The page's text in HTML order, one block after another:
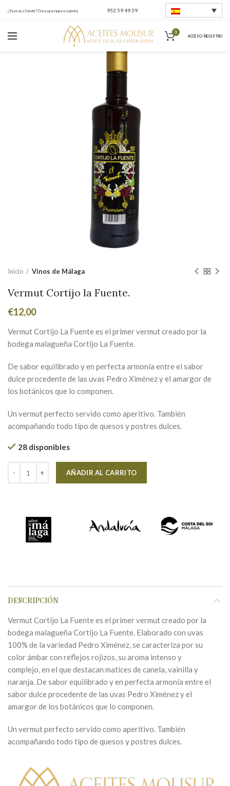
¿Ya eras cliente? Crea una nueva cuenta. 952 59 49 39
0
ACCESO / REGISTRO
Inicio Vinos de Málaga
Vermut Cortijo la Fuente.
€12,00
Vermut Cortijo La Fuente es el primer vermut creado por la
bodega malagueña Cortijo La Fuente.
De sabor equilibrado y en perfecta armonía entre el sabor
dulce procedente de las uvas Pedro Ximénez y el amargor de
los botánicos que lo componen.
Un vermut perfecto servido como aperitivo. También
acompañando todo tipo de quesos y postres dulces.
28 disponibles
AÑADIR AL CARRITO
DESCRIPCIÓN
Vermut Cortijo La Fuente es el primer vermut creado por la
bodega malagueña Cortijo La Fuente. Elaborado con uvas
100% de la variedad Pedro Ximénez, se caracteriza por su
color ámbar con reflejos rojizos, su aroma intenso y
complejo, en el que destacan matices de canela, vainilla y
naranja. De sabor equilibrado y en perfecta armonía entre el
sabor dulce procedente de las uvas Pedro Ximénez y el
amargor de los botánicos que lo componen.
Un vermut perfecto servido como aperitivo. También
acompañando todo tipo de quesos y postres dulces.